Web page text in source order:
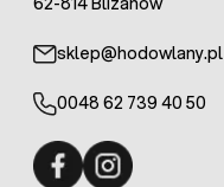
sklep@hodowlany.pl
0048 62 739 40 50